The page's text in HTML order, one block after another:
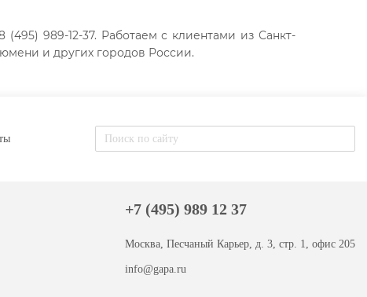
989-12-37. Работаем с клиентами из Санкт-
и других городов России.
+7 (495) 989 12 37
Москва, Песчаный Карьер, д. 3, стр. 1, офис 205
info@gapa.ru